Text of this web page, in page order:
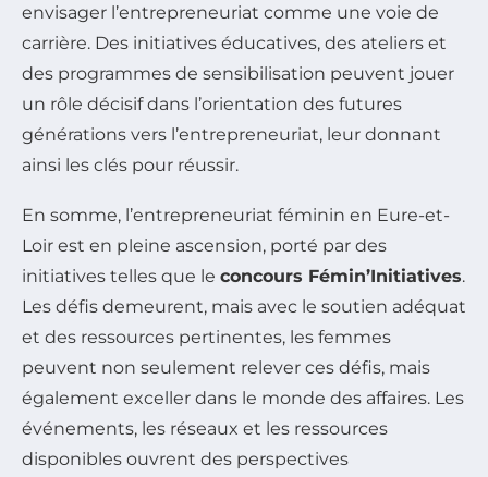
envisager l’entrepreneuriat comme une voie de
carrière. Des initiatives éducatives, des ateliers et
des programmes de sensibilisation peuvent jouer
un rôle décisif dans l’orientation des futures
générations vers l’entrepreneuriat, leur donnant
ainsi les clés pour réussir.
En somme, l’entrepreneuriat féminin en Eure-et-
Loir est en pleine ascension, porté par des
initiatives telles que le concours Fémin’Initiatives.
Les défis demeurent, mais avec le soutien adéquat
et des ressources pertinentes, les femmes
peuvent non seulement relever ces défis, mais
également exceller dans le monde des affaires. Les
événements, les réseaux et les ressources
disponibles ouvrent des perspectives